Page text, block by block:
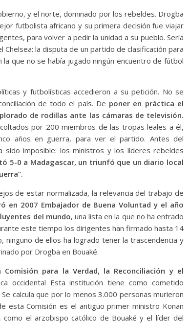
y el norte, dominado por los rebeldes. Drogba
futbolista africano y su primera decisión fue viajar
para volver a pedir la unidad a su pueblo. Sería
la disputa de un partido de clasificación para
que no se había jugado ningún encuentro de fútbol
y futbolísticas accedieron a su petición. No se
de todo el país. De poner en práctica el
de rodillas ante las cámaras de televisión.
por 200 miembros de las tropas leales a él,
años en guerra, para ver el partido. Antes del
sido imposible: los ministros y los líderes rebeldes
5-0 a Madagascar, un triunfó que un diario local
de estar normalizada, la relevancia del trabajo de
en 2007 Embajador de Buena Voluntad y el año
del mundo, una lista en la que no ha entrado
este tiempo los dirigentes han firmado hasta 14
ninguno de ellos ha logrado tener la trascendencia y
por Drogba en Bouaké.
para la Verdad, la Reconciliación y el
occidental Esta institución tiene como cometido
calcula que por lo menos 3.000 personas murieron
esta Comisión es el antiguo primer ministro Konan
el arzobispo católico de Bouaké y el líder del